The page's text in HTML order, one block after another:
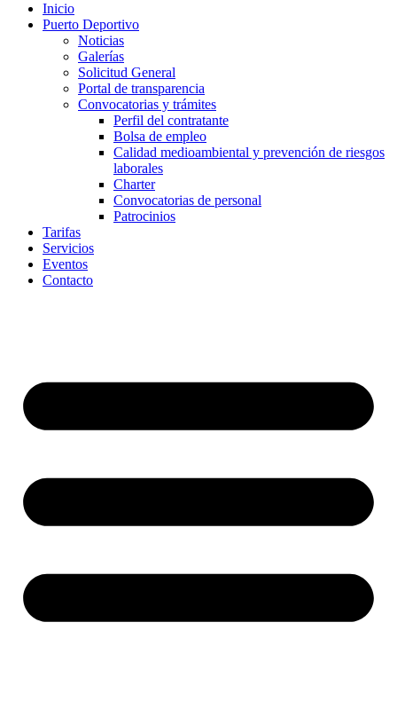
Inicio
Puerto Deportivo
Noticias
Galerías
Solicitud General
Portal de transparencia
Convocatorias y trámites
Perfil del contratante
Bolsa de empleo
Calidad medioambiental y prevención de riesgos
laborales
Charter
Convocatorias de personal
Patrocinios
Tarifas
Servicios
Eventos
Contacto